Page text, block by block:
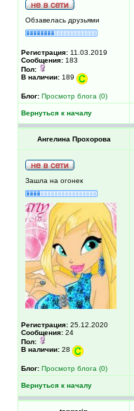
Обзавелась друзьями
Регистрация: 11.03.2019
Сообщения: 183
Пол:
В наличии: 189
Блог: Просмотр блога (0)
Вернуться к началу
Ангелина Прохорова
Зашла на огонек
Регистрация: 25.12.2020
Сообщения: 24
Пол:
В наличии: 28
Блог: Просмотр блога (0)
Вернуться к началу